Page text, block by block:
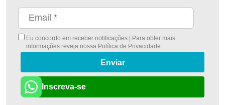
Eu concordo em receber notificações | Para obter mais
informações reveja nossa Política de Privacidade
Enviar
Inscreva-se